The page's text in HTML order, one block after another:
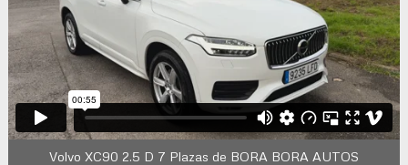
Volvo XC90 2.5 D 7 Plazas de BORA BORA AUTOS